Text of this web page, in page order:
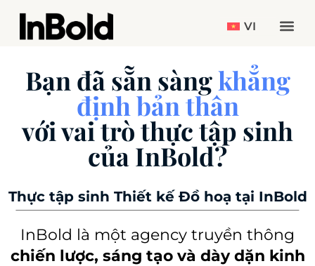
VI
Bạn đã sẵn sàngkhẳng
định bản thân
với vai tròthực tập sinh
của InBold?
Thực tập sinh Thiết kế Đồ hoạ tại InBold
InBold là một agency truyền thông
chiến lược, sáng tạo và dày dặn kinh